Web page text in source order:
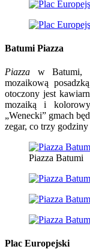
Batumi Piazza
Piazza w Batumi,
mozaikową
otoczony jest
mozaiką i
„Wenecki” gmach
zegar, co trzy
Piazza Batumi
Plac Europejski